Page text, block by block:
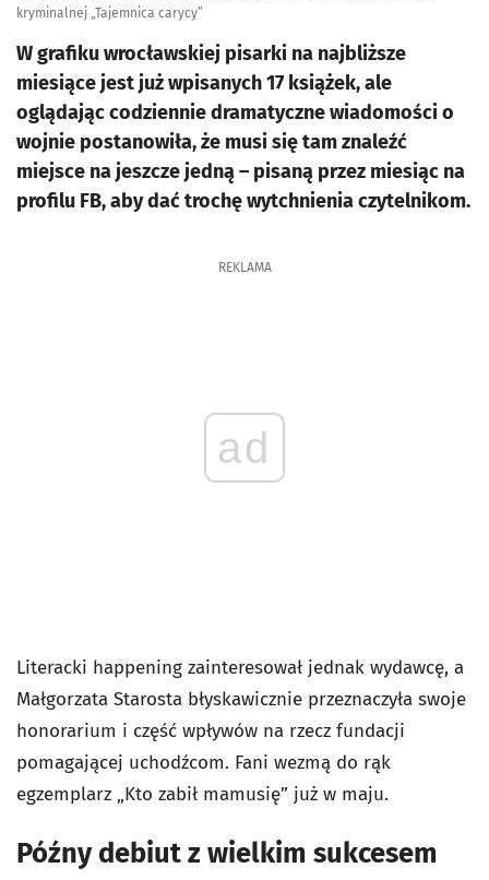
kryminalnej „Tajemnica carycy”
W grafiku wrocławskiej pisarki na najbliższe
miesiące jest już wpisanych 17 książek, ale
oglądając codziennie dramatyczne wiadomości o
wojnie postanowiła, że musi się tam znaleźć
miejsce na jeszcze jedną – pisaną przez miesiąc na
profilu FB, aby dać trochę wytchnienia czytelnikom.
REKLAMA
ad
Literacki happening zainteresował jednak wydawcę, a
Małgorzata Starosta błyskawicznie przeznaczyła swoje
honorarium i część wpływów na rzecz fundacji
pomagającej uchodźcom. Fani wezmą do rąk
egzemplarz „Kto zabił mamusię” już w maju.
Późny debiut z wielkim sukcesem